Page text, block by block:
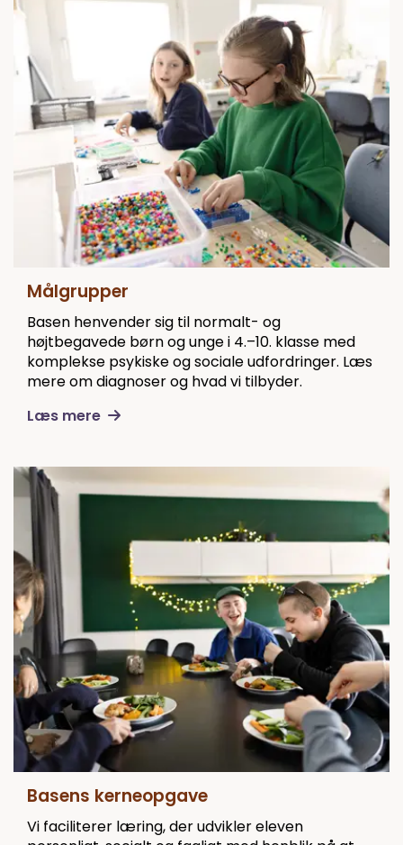
Målgrupper
Basen henvender sig til normalt- og
højtbegavede børn og unge i 4.–10. klasse med
komplekse psykiske og sociale udfordringer. Læs
mere om diagnoser og hvad vi tilbyder.
Læs mere
Basens kerneopgave
Vi faciliterer læring, der udvikler eleven